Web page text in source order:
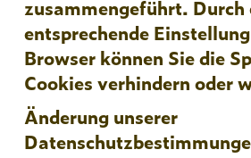
zusammengeführt. Durch
entsprechende
Browser können Sie die
Cookies verhindern oder
Änderung unserer